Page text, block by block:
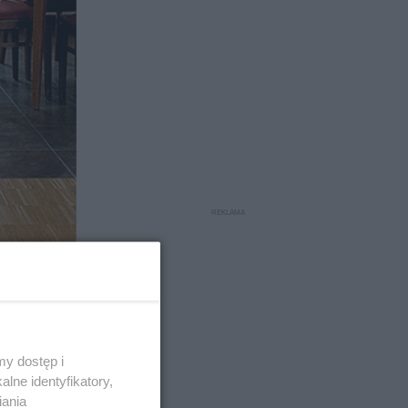
–
dostęp i
identyfikatory,